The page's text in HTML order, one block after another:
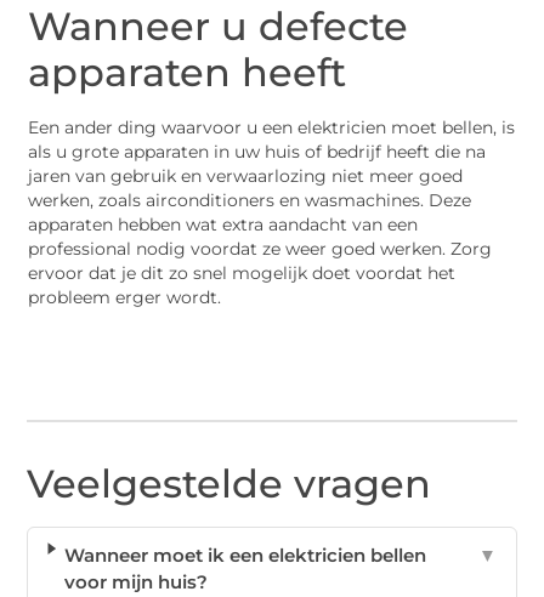
Wanneer u defecte
apparaten heeft
Een ander ding waarvoor u een elektricien moet bellen, is
als u grote apparaten in uw huis of bedrijf heeft die na
jaren van gebruik en verwaarlozing niet meer goed
werken, zoals airconditioners en wasmachines. Deze
apparaten hebben wat extra aandacht van een
professional nodig voordat ze weer goed werken. Zorg
ervoor dat je dit zo snel mogelijk doet voordat het
probleem erger wordt.
Veelgestelde vragen
Wanneer moet ik een elektricien bellen
voor mijn huis?
▼